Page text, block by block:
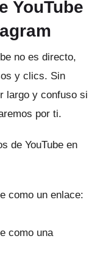
YouTube
no es directo,
y clics. Sin
largo y confuso si
por ti.
de YouTube en
como un enlace:
como una